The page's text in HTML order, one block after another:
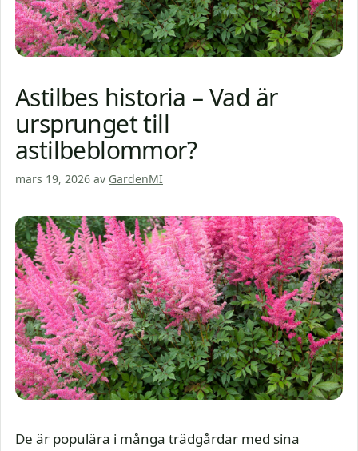
Astilbes historia – Vad är
ursprunget till
astilbeblommor?
mars 19, 2026 av GardenMI
De är populära i många trädgårdar med sina